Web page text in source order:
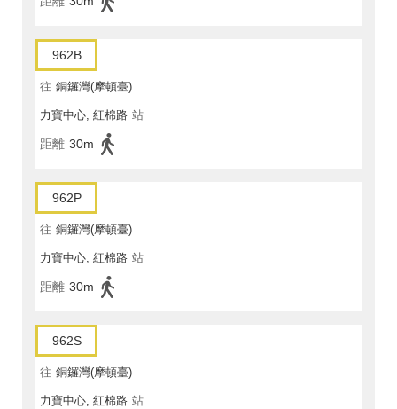
962B
往 銅鑼灣(摩頓臺)
力寶中心, 紅棉路 站
距離 30m
962P
往 銅鑼灣(摩頓臺)
力寶中心, 紅棉路 站
距離 30m
962S
往 銅鑼灣(摩頓臺)
力寶中心, 紅棉路 站